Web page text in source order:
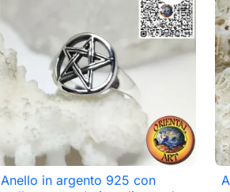
 Anteprima
Anello in argento 925 con